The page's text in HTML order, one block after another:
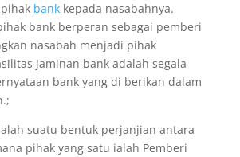
bankkepada nasabahnya.
bank berperan sebagai pemberi
nasabah menjadi pihak
jaminan bank adalah segala
bank yang di berikan dalam
suatu bentuk perjanjian antara
pihak yang satu ialah Pemberi